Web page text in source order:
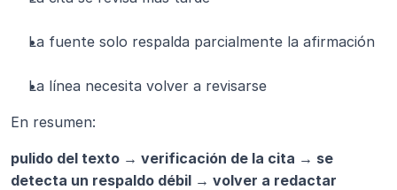
La fuente solo respalda parcialmente la afirmación
La línea necesita volver a revisarse
En resumen:
pulido del texto → verificación de la cita → se
detecta un respaldo débil → volver a redactar